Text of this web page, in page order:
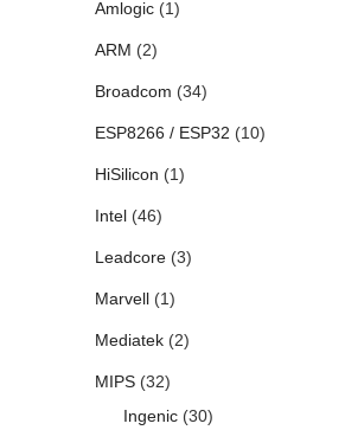
Amlogic(1)
ARM (2)
Broadcom (34)
ESP8266 / ESP32 (10)
HiSilicon (1)
Intel(46)
Leadcore(3)
Marvell(1)
Mediatek(2)
MIPS(32)
Ingenic(30)